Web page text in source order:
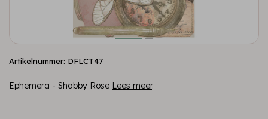
Artikelnummer: DFLCT47
Ephemera - Shabby Rose Lees meer.